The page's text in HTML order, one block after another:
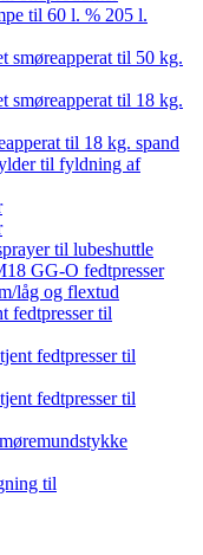
til 60 l. % 205 l.
smøreapperat til 50 kg.
smøreapperat til 18 kg.
til 18 kg. spand
til fyldning af
til lubeshuttle
GG-O fedtpresser
låg og flextud​
fedtpresser til
fedtpresser til
fedtpresser til
til